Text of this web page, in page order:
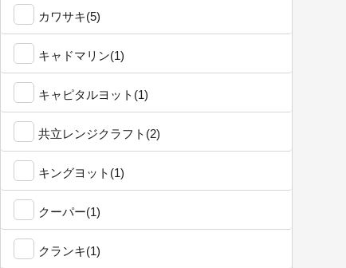
カワサキ(5)
キャドマリン(1)
キャピタルヨット(1)
共立レンジクラフト(2)
キングヨット(1)
クーパー(1)
クランキ(1)